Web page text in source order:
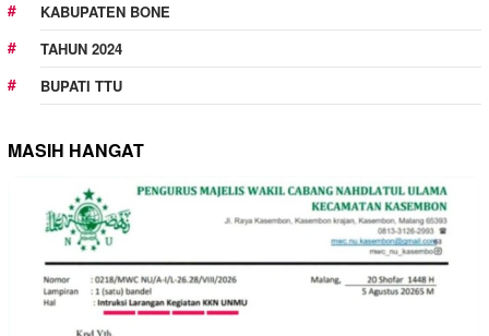
KABUPATEN BONE
TAHUN 2024
BUPATI TTU
MASIH HANGAT